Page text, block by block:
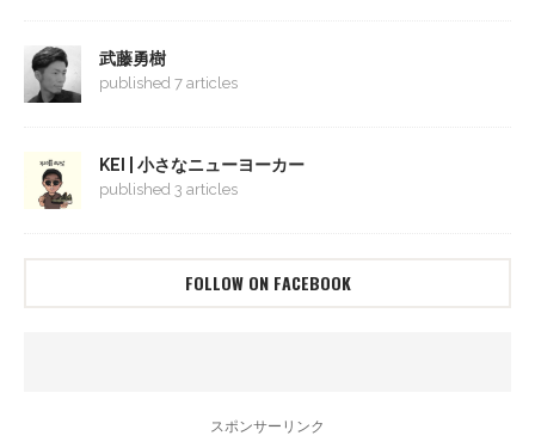
武藤勇樹
published 7 articles
KEI | 小さなニューヨーカー
published 3 articles
FOLLOW ON FACEBOOK
スポンサーリンク